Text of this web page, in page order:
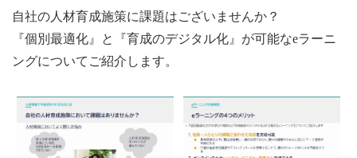
自社の人材育成施策に課題はございませんか？
『個別最適化』と『育成のデジタル化』が可能なeラーニ
ングについてご紹介します。